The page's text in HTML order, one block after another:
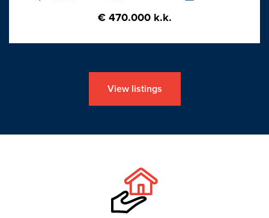
€ 470.000 k.k.
View listings